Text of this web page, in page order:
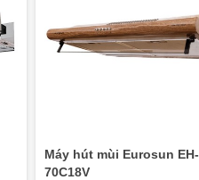
Máy hút mùi Eurosun EH-
70C18V